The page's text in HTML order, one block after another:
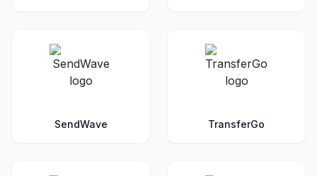
SendWave TransferGo